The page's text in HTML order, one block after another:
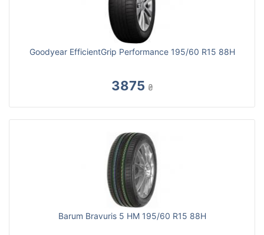
Goodyear EfficientGrip Performance 195/60 R15 88H
3875 ₴
Barum Bravuris 5 HM 195/60 R15 88H